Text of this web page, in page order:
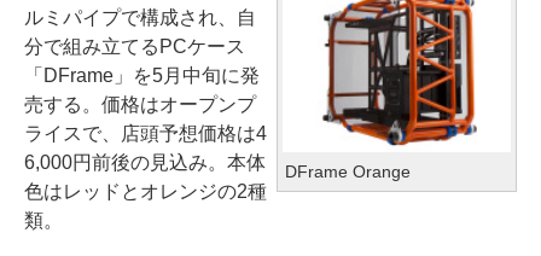
DFrame Orange
ルミパイプで構成され、自
分で組み立てるPCケース
「DFrame」を5月中旬に発
売する。価格はオープンプ
ライスで、店頭予想価格は4
6,000円前後の見込み。本体
色はレッドとオレンジの2種
類。